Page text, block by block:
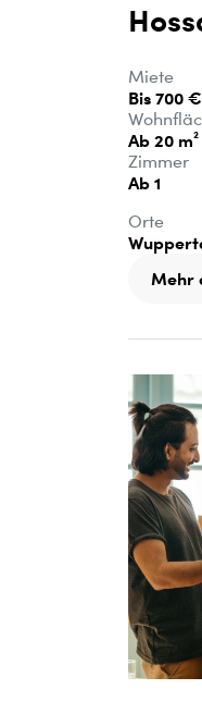
Miete
Bis 700 €
Ab 20 m²
Zimmer
Ab 1
Orte
Mehr